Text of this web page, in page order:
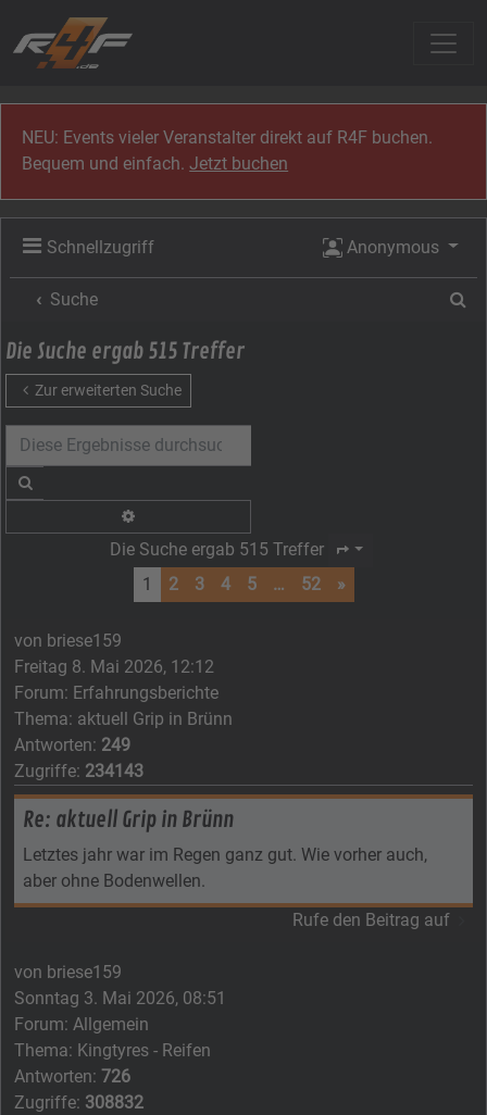
NEU: Events vieler Veranstalter direkt auf R4F buchen.
Bequem und einfach.Jetzt buchen
Schnellzugriff Anonymous
Suche
Die Suche ergab 515 Treffer
Zur erweiterten Suche
Die Suche ergab 515 Treffer Seite
1 2 3 4 5 … 52 »
von briese159
Freitag 8. Mai 2026, 12:12
Forum: Erfahrungsberichte
Thema: aktuell Grip in Brünn
Antworten: 249
Zugriffe: 234143
Re: aktuell Grip in Brünn
Letztes jahr war im Regen ganz gut. Wie vorher auch,
aber ohne Bodenwellen.
Rufe den Beitrag auf
von briese159
Sonntag 3. Mai 2026, 08:51
Forum: Allgemein
Thema: Kingtyres - Reifen
Antworten: 726
Zugriffe: 308832